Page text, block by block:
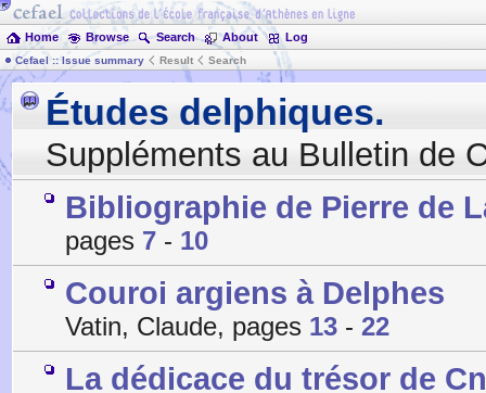
Home Browse Search About Log
Cefael :: Issue summary Result Search
Études delphiques.
Suppléments au Bulletin de
Bibliographie de Pierre de
pages 7 - 10
Couroi argiens à Delphes
Vatin, Claude, pages 13 - 22
La dédicace du trésor de